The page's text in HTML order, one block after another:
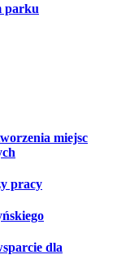
parku
miejsc
pracy
dla